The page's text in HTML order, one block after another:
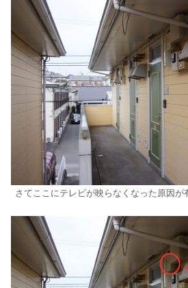
さてここにテレビが映らなくなった原因が